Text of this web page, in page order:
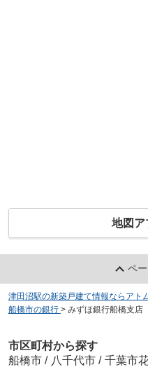
地図ア
ペ
津田沼駅の新築戸建て情報ならアト
船橋市の銀行 > みずほ銀行船橋支店
市区町村から探す
船橋市 / 八千代市 / 千葉市